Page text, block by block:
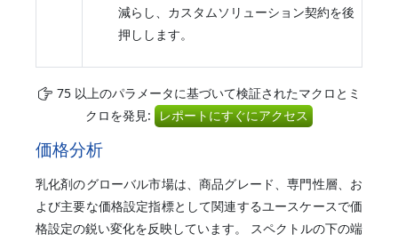
減らし、カスタムソリューション契約を後
押しします。
75 以上のパラメータに基づいて検証されたマクロとミ
クロを発見: レポートにすぐにアクセス
価格分析
乳化剤のグローバル市場は、商品グレード、専門性層、お
よび主要な価格設定指標として関連するユースケースで価
格設定の鋭い変化を反映しています。 スペクトルの下の端